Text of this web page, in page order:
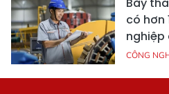
có hơn
nghiệp
CÔNG